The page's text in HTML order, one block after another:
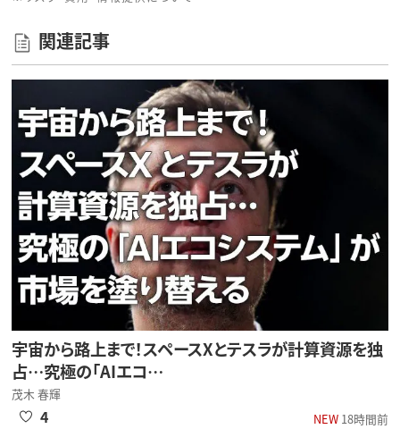
関連記事
宇宙から路上まで！スペースXとテスラが計算資源を独
占…究極の「AIエコ…
茂木 春輝
NEW18時間前
4